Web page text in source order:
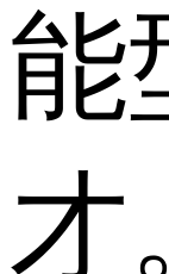
能
才